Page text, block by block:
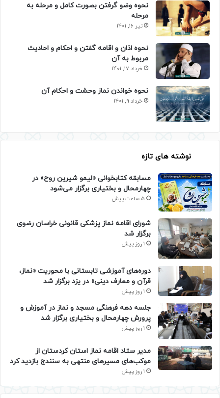
نحوه وضو گرفتن بصورت کامل و مرحله به
مرحله
تیر 16, 1401
نحوه اذان و اقامه گفتن و احکام و احادیث
مربوط به آن
خرداد 17, 1401
نحوه خواندن نماز وحشت و احکام آن
خرداد 9, 1401
نوشته های تازه
مسابقه کتابخوانی «لیمو شیرین روح» در
چهارمحال و بختیاری برگزار می‌شود
5 ساعت پیش
شورای اقامه نماز پزشکی قانونی خراسان رضوی
برگزار شد
1 روز پیش
دوره‌های آموزشی تابستانی با محوریت «نماز،
قرآن و معارف دینی» در یزد برگزار شد
1 روز پیش
جلسه دهه فرهنگی مسجد و نماز در آموزش و
پرورش چهارمحال و بختیاری برگزار شد
1 روز پیش
مدیر ستاد اقامه نماز استان کردستان از
موکب‌های مسیرهای منتهی به سنندج بازدید کرد
1 روز پیش